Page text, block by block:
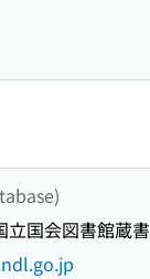
立国会図書館蔵書